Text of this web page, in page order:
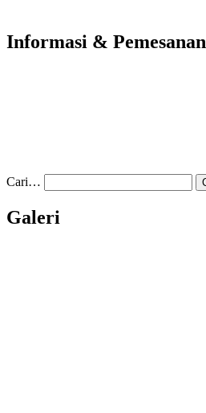
Informasi & Pemesanan
Cari…
Galeri